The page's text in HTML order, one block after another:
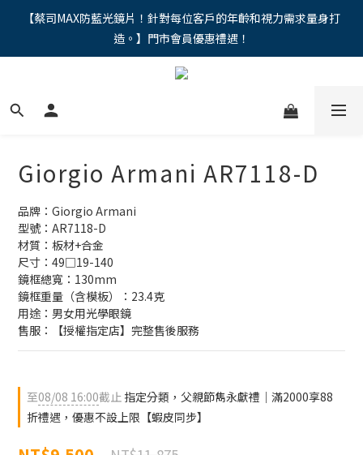
"馬年新章續寫，視界品味進階，限時禮遇 9 折無上限，12期分期
免手續費。。
【蔡司MAX防藍光鏡片！針對每位客戶的年齡和視力需求量身打
造。】門市會員優惠禮遇！
"馬年新章續寫，視界品味進階，限時禮遇 9 折無上限，12期分期
Giorgio Armani AR7118-D
品牌：Giorgio Armani
型號：AR7118-D
材質：板材+合金
尺寸：49□19-140
鏡框總寬：130mm
鏡框重量（含模板）：23.4克
用途：男女用光學眼鏡
售服：【授權指定店】完整售後服務
至08/08 16:00截止 指定分類，父親節雋永獻禮｜滿2000享88
折禮遇，優惠不設上限【蝦皮同步】